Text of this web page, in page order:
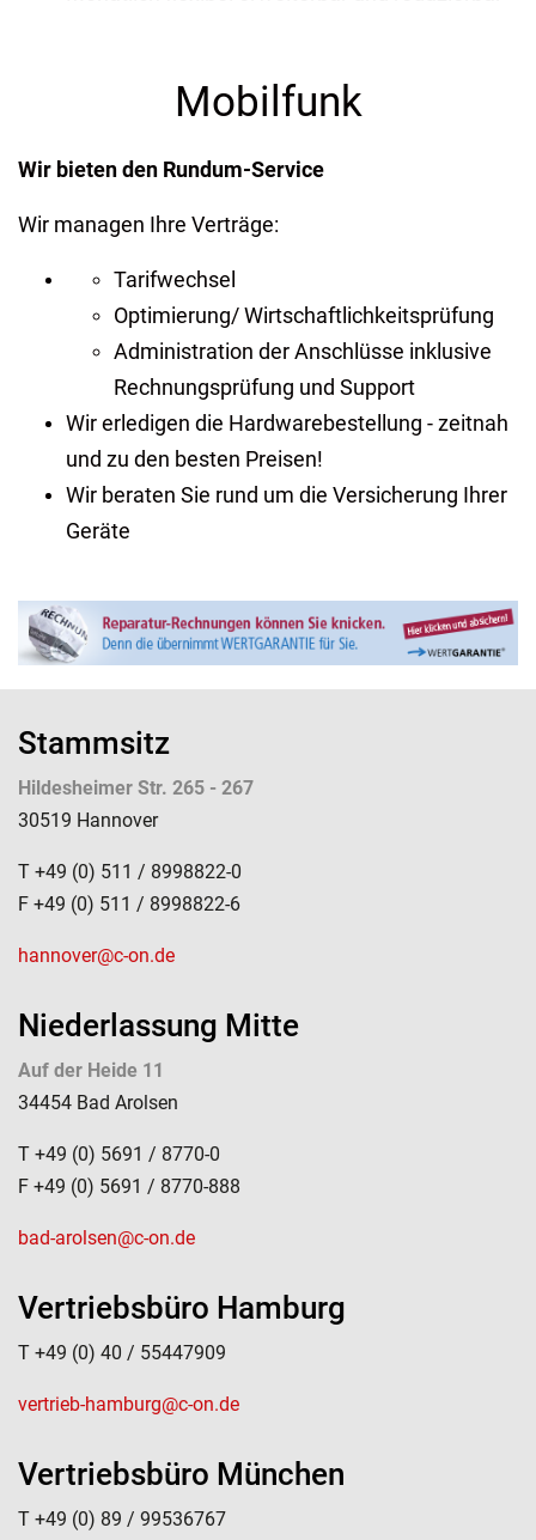
Mobilfunk
Wir bieten den Rundum-Service
Wir managen Ihre Verträge:
Tarifwechsel
Optimierung/ Wirtschaftlichkeitsprüfung
Administration der Anschlüsse inklusive
Rechnungsprüfung und Support
Wir erledigen die Hardwarebestellung - zeitnah
und zu den besten Preisen!
Wir beraten Sie rund um die Versicherung Ihrer
Geräte
Stammsitz
Hildesheimer Str. 265 - 267
30519 Hannover
T +49 (0) 511 / 8998822-0
F +49 (0) 511 / 8998822-6
hannover@c-on.de
Niederlassung Mitte
Auf der Heide 11
34454 Bad Arolsen
T +49 (0) 5691 / 8770-0
F +49 (0) 5691 / 8770-888
bad-arolsen@c-on.de
Vertriebsbüro Hamburg
T +49 (0) 40 / 55447909
vertrieb-hamburg@c-on.de
Vertriebsbüro München
T +49 (0) 89 / 99536767